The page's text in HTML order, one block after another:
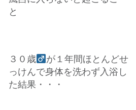
と
３０歳
が１年間ほとんどせ
っけんで身体を洗わず入浴し
た結果・・・